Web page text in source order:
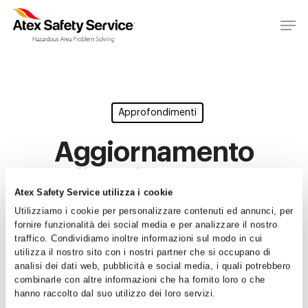
Atex Safety Service utilizza i cookie
Utilizziamo i cookie per personalizzare contenuti ed annunci, per
fornire funzionalità dei social media e per analizzare il nostro
traffico. Condividiamo inoltre informazioni sul modo in cui
utilizza il nostro sito con i nostri partner che si occupano di
analisi dei dati web, pubblicità e social media, i quali potrebbero
combinarle con altre informazioni che ha fornito loro o che
hanno raccolto dal suo utilizzo dei loro servizi.
Approfondimenti
Aggiornamento
2014/34/UE
ByAtex Safety Service
30/05/2014
No Comments
Home